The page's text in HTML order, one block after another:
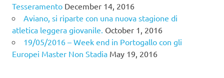
Tesseramento December 14, 2016
Aviano, si riparte con una nuova stagione di
atletica leggera giovanile. October 1, 2016
19/05/2016 – Week end in Portogallo con gli
Europei Master Non Stadia May 19, 2016